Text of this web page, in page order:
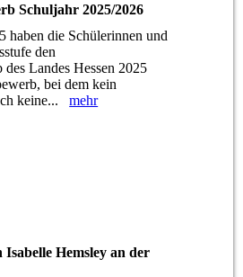
Schuljahr 2025/2026
haben die Schülerinnen und
den
Landes Hessen 2025
bei dem kein
keine...mehr
Hemsley an der